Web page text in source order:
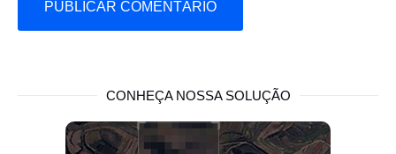
CONHEÇA NOSSA SOLUÇÃO